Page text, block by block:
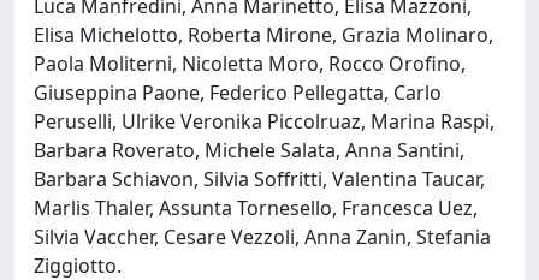
Luca Manfredini, Anna Marinetto, Elisa Mazzoni,
Elisa Michelotto, Roberta Mirone, Grazia Molinaro,
Paola Moliterni, Nicoletta Moro, Rocco Orofino,
Giuseppina Paone, Federico Pellegatta, Carlo
Peruselli, Ulrike Veronika Piccolruaz, Marina Raspi,
Barbara Roverato, Michele Salata, Anna Santini,
Barbara Schiavon, Silvia Soffritti, Valentina Taucar,
Marlis Thaler, Assunta Tornesello, Francesca Uez,
Silvia Vaccher, Cesare Vezzoli, Anna Zanin, Stefania
Ziggiotto.